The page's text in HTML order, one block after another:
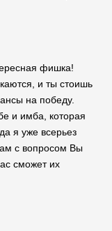
фишка!
и ты стоишь
на победу.
и имба, которая
я уже всерьез
с вопросом Вы
сможет их